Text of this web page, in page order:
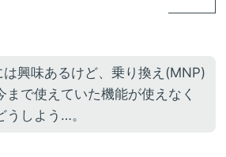
は興味あるけど、乗り換え(MNP)
まで使えていた機能が使えなく
うしよう…。